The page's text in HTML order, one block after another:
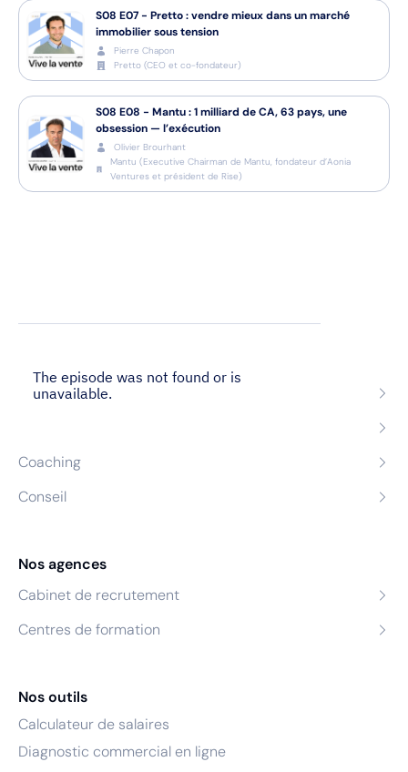
S08 E07 - Pretto : vendre mieux dans un marché
immobilier sous tension
Pierre Chapon
Pretto (CEO et co-fondateur)
S08 E08 - Mantu : 1 milliard de CA, 63 pays, une
obsession — l’exécution
Olivier Brourhant
Mantu (Executive Chairman de Mantu, fondateur d’Aonia
Ventures et président de Rise)
Recrutement
Coaching
Conseil
Nos agences
Cabinet de recrutement
Centres de formation
Nos outils
Calculateur de salaires
Diagnostic commercial en ligne